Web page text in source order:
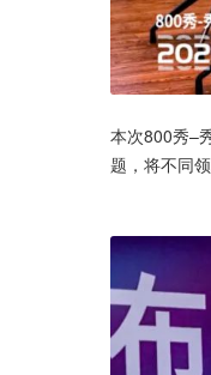
本次800秀–
题，将不同